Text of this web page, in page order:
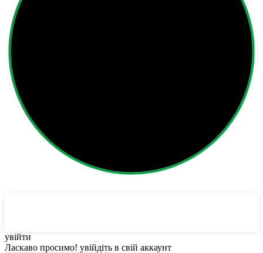
увійти
Ласкаво просимо! увійдіть в свій аккаунт